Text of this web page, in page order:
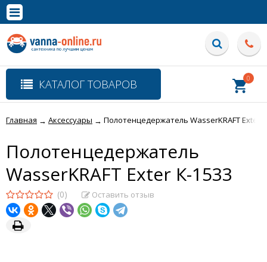
Полная версия сайта
КАТАЛОГ ТОВАРОВ 0
Главная → Аксессуары → Полотенцедержатель WasserKRAFT Exter
Полотенцедержатель
WasserKRAFT Exter К-1533
(0) Оставить отзыв